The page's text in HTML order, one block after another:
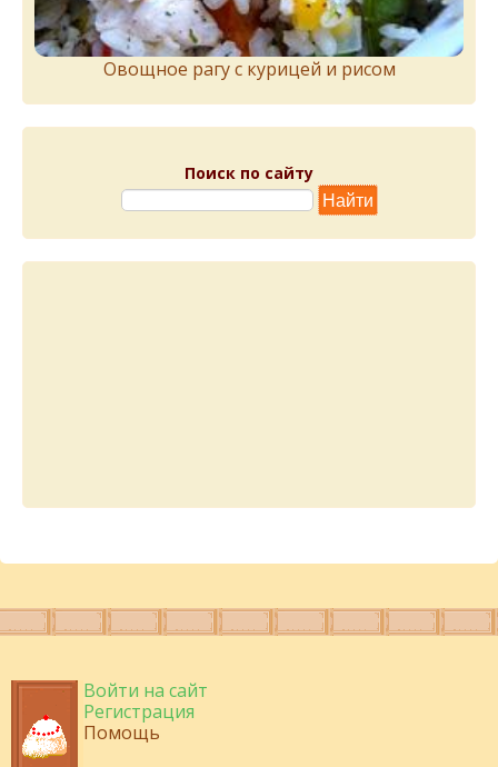
Овощное рагу с курицей и рисом
Поиск по сайту
Войти на сайт
Регистрация
Помощь